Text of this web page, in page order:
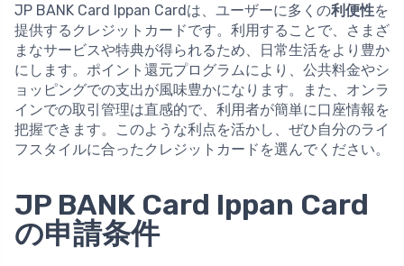
JP BANK Card Ippan Cardは、ユーザーに多くの利便性を
提供するクレジットカードです。利用することで、さまざ
まなサービスや特典が得られるため、日常生活をより豊か
にします。ポイント還元プログラムにより、公共料金やシ
ョッピングでの支出が風味豊かになります。また、オンラ
インでの取引管理は直感的で、利用者が簡単に口座情報を
把握できます。このような利点を活かし、ぜひ自分のライ
フスタイルに合ったクレジットカードを選んでください。
JP BANK Card Ippan Card
の申請条件